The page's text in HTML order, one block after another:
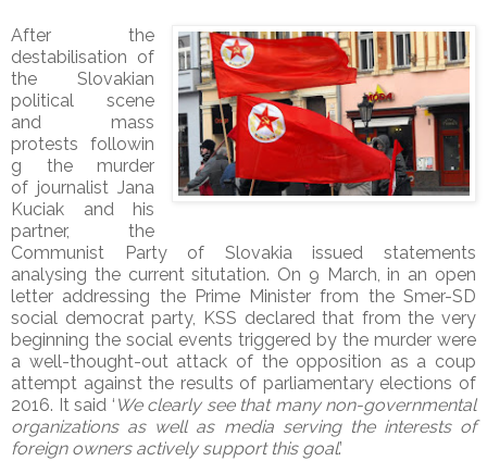
After the
destabilisation of
the Slovakian
political scene
and mass
protests followin
g the murder
of journalist Jana
Kuciak and his
partner, the
Communist Party of Slovakia issued statements
analysing the current situtation. On 9 March, in an open
letter addressing the Prime Minister from the Smer-SD
social democrat party, KSS declared that from the very
beginning the social events triggered by the murder were
a well-thought-out attack of the opposition as a coup
attempt against the results of parliamentary elections of
2016. It said ‘ We clearly see that many non-governmental
organizations as well as media serving the interests of
foreign owners actively support this goal.’